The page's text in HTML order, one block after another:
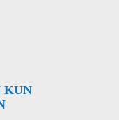
KUN